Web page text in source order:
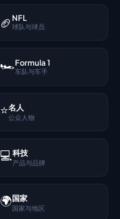
🏈 NFL
球队与球员
🏎️Formula 1
车队与车手
⭐名人
公众人物
💻科技
产品与品牌
🌍国家
国家与地区